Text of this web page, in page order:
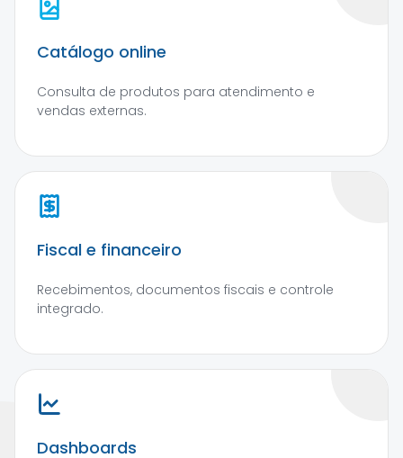
Catálogo online
Consulta de produtos para atendimento e
vendas externas.
Fiscal e financeiro
Recebimentos, documentos fiscais e controle
integrado.
Dashboards